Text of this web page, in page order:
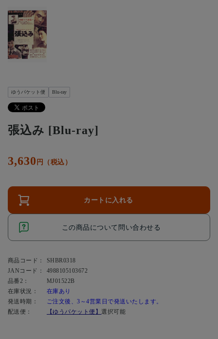
ゆうパケット便 Blu-ray
張込み [Blu-ray]
3,630 円（税込）
カートに入れる
この商品について問い合わせる
商品コード：
SHBR0318
JANコード：
4988105103672
品番2：
MJ01522B
在庫状況：
在庫あり
発送時期：
ご注文後、3～4営業日で発送いたします。
配送便：
【ゆうパケット便】選択可能